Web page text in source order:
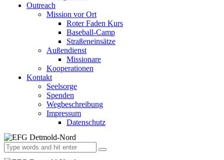
Outreach
Mission vor Ort
Roter Faden Kurs
Baseball-Camp
Straßeneinsätze
Außendienst
Missionare
Kooperationen
Kontakt
Seelsorge
Spenden
Wegbeschreibung
Impressum
Datenschutz